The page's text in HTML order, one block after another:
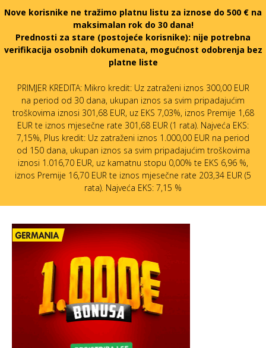
Nove korisnike ne tražimo platnu listu za iznose do 500 € na
maksimalan rok do 30 dana!
Prednosti za stare (postojeće korisnike): nije potrebna
verifikacija osobnih dokumenata, mogućnost odobrenja bez
platne liste
PRIMJER KREDITA: Mikro kredit: Uz zatraženi iznos 300,00 EUR
na period od 30 dana, ukupan iznos sa svim pripadajućim
troškovima iznosi 301,68 EUR, uz EKS 7,03%, iznos Premije 1,68
EUR te iznos mjesečne rate 301,68 EUR (1 rata). Najveća EKS:
7,15%, Plus kredit: Uz zatraženi iznos 1.000,00 EUR na period
od 150 dana, ukupan iznos sa svim pripadajućim troškovima
iznosi 1.016,70 EUR, uz kamatnu stopu 0,00% te EKS 6,96 %,
iznos Premije 16,70 EUR te iznos mjesečne rate 203,34 EUR (5
rata). Najveća EKS: 7,15 %